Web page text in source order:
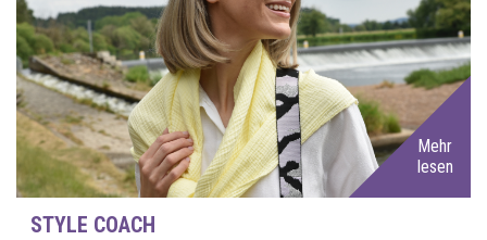
Mehr
lesen
STYLE COACH